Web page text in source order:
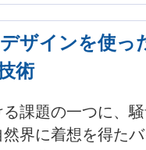
ザインを使っ
術
課題の一つに、
然界に着想を得た